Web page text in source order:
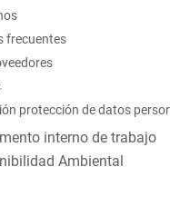
frecuentes
protección de datos
interno de trabajo
Ambiental